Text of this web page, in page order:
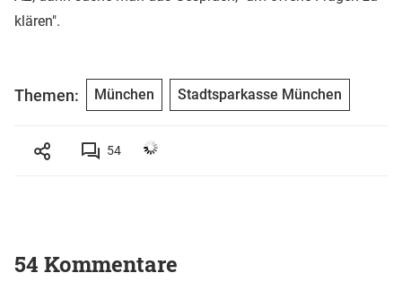
klären".
Themen: München Stadtsparkasse München
54
54 Kommentare